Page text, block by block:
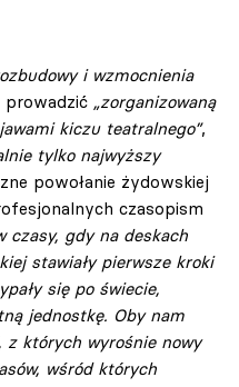
i wzmocnienia
prowadzić „zorganizowaną
kiczu teatralnego”,
tylko najwyższy
powołanie żydowskiej
czasopism
czasy, gdy na deskach
stawiały pierwsze kroki
się po świecie,
jednostkę. Oby nam
z których wyrośnie nowy
wśród których